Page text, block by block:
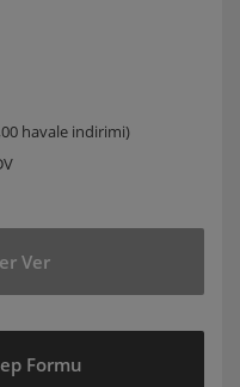
havale indirimi)
Ver
Formu